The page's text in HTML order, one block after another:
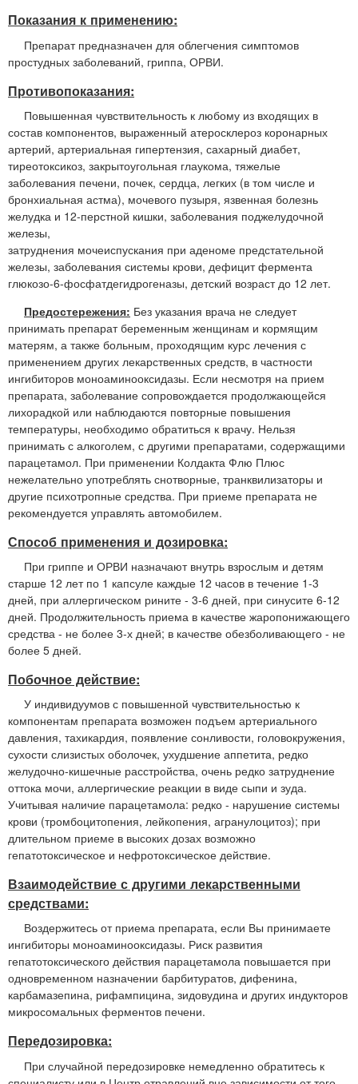
Показания к применению:
Препарат предназначен для облегчения симптомов
простудных заболеваний, гриппа, ОРВИ.
Противопоказания:
Повышенная чувствительность к любому из входящих в
состав компонентов, выраженный атеросклероз коронарных
артерий, артериальная гипертензия, сахарный диабет,
тиреотоксикоз, закрытоугольная глаукома, тяжелые
заболевания печени, почек, сердца, легких (в том числе и
бронхиальная астма), мочевого пузыря, язвенная болезнь
желудка и 12-перстной кишки, заболевания поджелудочной
железы,
затруднения мочеиспускания при аденоме предстательной
железы, заболевания системы крови, дефицит фермента
глюкозо-6-фосфатдегидрогеназы, детский возраст до 12 лет.
Предостережения: Без указания врача не следует
принимать препарат беременным женщинам и кормящим
матерям, а также больным, проходящим курс лечения с
применением других лекарственных средств, в частности
ингибиторов моноаминооксидазы. Если несмотря на прием
препарата, заболевание сопровождается продолжающейся
лихорадкой или наблюдаются повторные повышения
температуры, необходимо обратиться к врачу. Нельзя
принимать с алкоголем, с другими препаратами, содержащими
парацетамол. При применении Колдакта Флю Плюс
нежелательно употреблять снотворные, транквилизаторы и
другие психотропные средства. При приеме препарата не
рекомендуется управлять автомобилем.
Способ применения и дозировка:
При гриппе и ОРВИ назначают внутрь взрослым и детям
старше 12 лет по 1 капсуле каждые 12 часов в течение 1-3
дней, при аллергическом рините - 3-6 дней, при синусите 6-12
дней. Продолжительность приема в качестве жаропонижающего
средства - не более 3-х дней; в качестве обезболивающего - не
более 5 дней.
Побочное действие:
У индивидуумов с повышенной чувствительностью к
компонентам препарата возможен подъем артериального
давления, тахикардия, появление сонливости, головокружения,
сухости слизистых оболочек, ухудшение аппетита, редко
желудочно-кишечные расстройства, очень редко затруднение
оттока мочи, аллергические реакции в виде сыпи и зуда.
Учитывая наличие парацетамола: редко - нарушение системы
крови (тромбоцитопения, лейкопения, агранулоцитоз); при
длительном приеме в высоких дозах возможно
гепатотоксическое и нефротоксическое действие.
Взаимодействие с другими лекарственными
средствами:
Воздержитесь от приема препарата, если Вы принимаете
ингибиторы моноаминооксидазы. Риск развития
гепатотоксического действия парацетамола повышается при
одновременном назначении барбитуратов, дифенина,
карбамазепина, рифампицина, зидовудина и других индукторов
микросомальных ферментов печени.
Передозировка:
При случайной передозировке немедленно обратитесь к